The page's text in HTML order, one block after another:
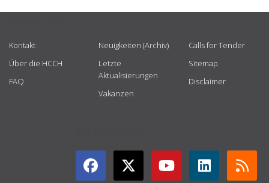
Kontakt
Über die HCCH
FAQ
Neuigkeiten (Archiv)
Letzte
Aktualisierungen
Vakanzen
Calls for Tender
Sitemap
Disclaimer